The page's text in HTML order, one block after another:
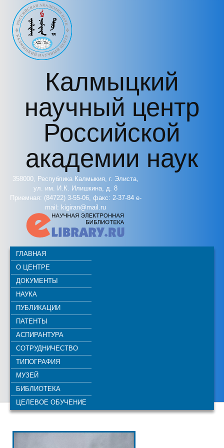
Перейти к основному содержанию
Калмыцкий
научный центр
Российской
академии наук
358000, Республика Калмыкия, г. Элиста,
ул. им. И.К. Илишкина, д. 8
Приемная: (84722) 3-55-06, факс: 2-37-84 e-
mail: kigiran@mail.ru
ГЛАВНАЯ
О ЦЕНТРЕ
ДОКУМЕНТЫ
НАУКА
ПУБЛИКАЦИИ
ПАТЕНТЫ
АСПИРАНТУРА
СОТРУДНИЧЕСТВО
ТИПОГРАФИЯ
МУЗЕЙ
БИБЛИОТЕКА
ЦЕЛЕВОЕ ОБУЧЕНИЕ